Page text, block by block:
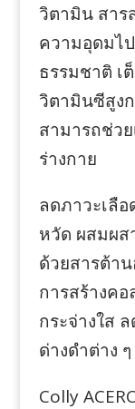
วิตามิน สาร
ความอุดมไ
ธรรมชาติ
วิตามินซีสูง
สามารถช่ว
ร่างกาย
ลดภาวะเลื
หวัด ผสมผ
ด้วยสารต้า
การสร้างคอ
กระจ่างใส
ด่างดำต่าง
Colly